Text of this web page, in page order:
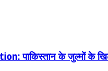
पाकिस्तान के जुल्मों के